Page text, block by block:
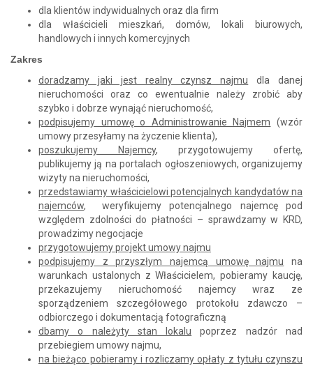
dla klientów indywidualnych oraz dla firm
dla właścicieli mieszkań, domów, lokali biurowych,
handlowych i innych komercyjnych
Zakres
doradzamy jaki jest realny czynsz najmu dla danej
nieruchomości oraz co ewentualnie należy zrobić aby
szybko i dobrze wynająć nieruchomość,
podpisujemy umowę o Administrowanie Najmem (wzór
umowy przesyłamy na życzenie klienta),
poszukujemy Najemcy, przygotowujemy ofertę,
publikujemy ją na portalach ogłoszeniowych, organizujemy
wizyty na nieruchomości,
przedstawiamy właścicielowi potencjalnych kandydatów na
najemców, weryfikujemy potencjalnego najemcę pod
względem zdolności do płatności – sprawdzamy w KRD,
prowadzimy negocjacje
przygotowujemy projekt umowy najmu
podpisujemy z przyszłym najemcą umowę najmu na
warunkach ustalonych z Właścicielem, pobieramy kaucję,
przekazujemy nieruchomość najemcy wraz ze
sporządzeniem szczegółowego protokołu zdawczo –
odbiorczego i dokumentacją fotograficzną
dbamy o należyty stan lokalu poprzez nadzór nad
przebiegiem umowy najmu,
na bieżąco pobieramy i rozliczamy opłaty z tytułu czynszu